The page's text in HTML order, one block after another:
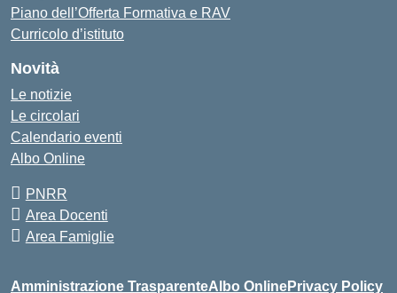
Piano dell’Offerta Formativa e RAV
Curricolo d’istituto
Novità
Le notizie
Le circolari
Calendario eventi
Albo Online
PNRR
Area Docenti
Area Famiglie
Amministrazione TrasparenteAlbo OnlinePrivacy Policy